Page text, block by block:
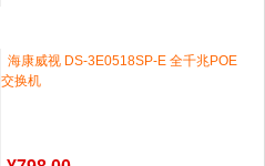
海康威视 DS-3E0518SP-E 全千兆POE
交换机